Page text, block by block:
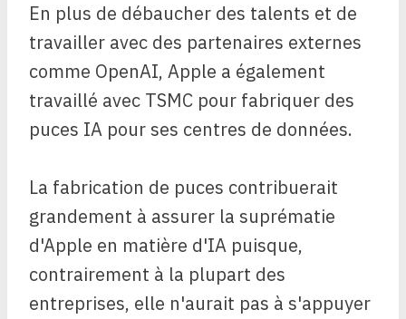
En plus de débaucher des talents et de
travailler avec des partenaires externes
comme OpenAI, Apple a également
travaillé avec TSMC pour fabriquer des
puces IA pour ses centres de données.
La fabrication de puces contribuerait
grandement à assurer la suprématie
d'Apple en matière d'IA puisque,
contrairement à la plupart des
entreprises, elle n'aurait pas à s'appuyer